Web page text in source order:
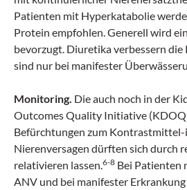
Patienten mit Hyperkatabolie
Protein empfohlen. Generell wird
bevorzugt. Diuretika verbessern die
sind nur bei manifester
Monitoring. Die auch noch in der
Outcomes Quality Initiative
Befürchtungen zum
Nierenversagen dürften sich durch
relativieren lassen.6-8 Bei Patienten
ANV und bei manifester